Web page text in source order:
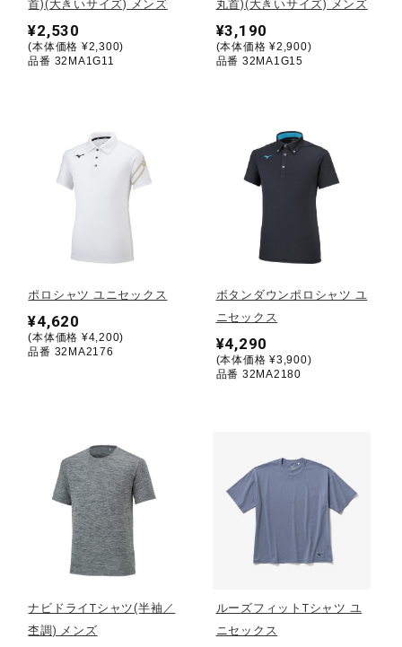
ゴルフ
バレーボール
テニス／ソフトテニス
バドミントン
ソフトボール
柔道
ウィンタースポーツ
首)(大きいサイズ) メンズ
¥2,530
(本体価格 ¥2,300)
品番 32MA1G11
丸首)(大きいサイズ) メンズ
¥3,190
(本体価格 ¥2,900)
品番 32MA1G15
ポロシャツ ユニセックス
¥4,620
(本体価格 ¥4,200)
品番 32MA2176
ボタンダウンポロシャツ ユ
ニセックス
¥4,290
(本体価格 ¥3,900)
品番 32MA2180
ナビドライTシャツ(半袖／
杢調) メンズ
ルーズフィットTシャツ ユ
ニセックス